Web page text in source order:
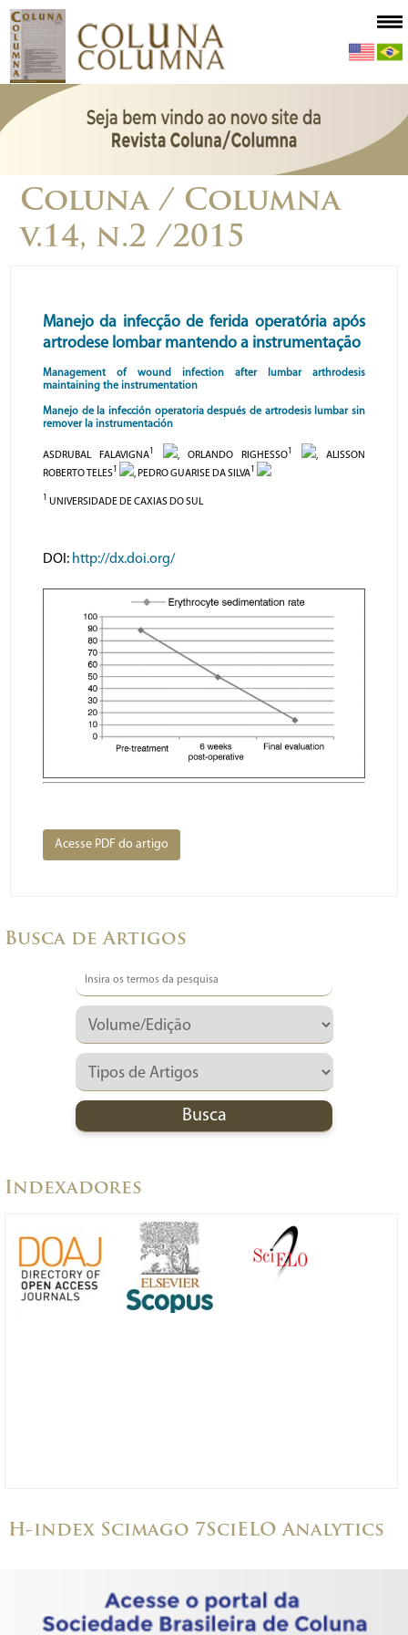
Coluna / Columna
v.14, n.2 /2015
Manejo da infecção de ferida operatória após
artrodese lombar mantendo a instrumentação
Management of wound infection after lumbar arthrodesis
maintaining the instrumentation
Manejo de la infección operatoria después de artrodesis lumbar sin
remover la instrumentación
ASDRUBAL FALAVIGNA1 , ORLANDO RIGHESSO1
, ALISSON
ROBERTO TELES1 , PEDRO GUARISE DA SILVA1
1 UNIVERSIDADE DE CAXIAS DO SUL
DOI: http://dx.doi.org/
Acesse PDF do artigo
Busca de Artigos
Indexadores
H-index Scimago 7SciELO Analytics